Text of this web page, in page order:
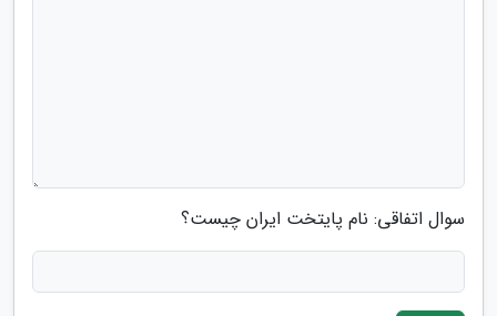
سوال اتفاقی: نام پایتخت ایران چیست؟